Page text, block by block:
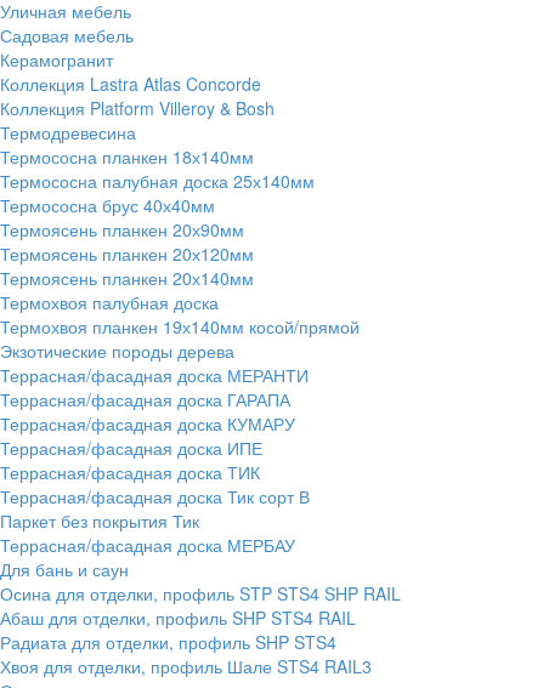
Уличная мебель
Садовая мебель
Керамогранит
Коллекция Lastra Atlas Concorde
Коллекция Platform Villeroy & Bosh
Термодревесина
Термососна планкен 18х140мм
Термососна палубная доска 25х140мм
Термососна брус 40х40мм
Термоясень планкен 20х90мм
Термоясень планкен 20х120мм
Термоясень планкен 20х140мм
Термохвоя палубная доска
Термохвоя планкен 19х140мм косой/прямой
Экзотические породы дерева
Террасная/фасадная доска МЕРАНТИ
Террасная/фасадная доска ГАРАПА
Террасная/фасадная доска КУМАРУ
Террасная/фасадная доска ИПЕ
Террасная/фасадная доска ТИК
Террасная/фасадная доска Тик сорт В
Паркет без покрытия Тик
Террасная/фасадная доска МЕРБАУ
Для бань и саун
Осина для отделки, профиль STP STS4 SHP RAIL
Абаш для отделки, профиль SHP STS4 RAIL
Радиата для отделки, профиль SHP STS4
Хвоя для отделки, профиль Шале STS4 RAIL3